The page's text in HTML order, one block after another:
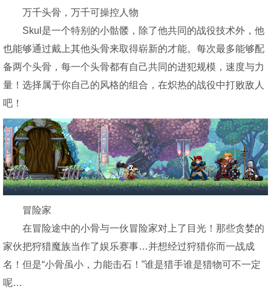
万千头骨，万千可操控人物
Skul是一个特别的小骷髅，除了他共同的战役技术外，他
也能够通过戴上其他头骨来取得崭新的才能。每次最多能够配
备两个头骨，每一个头骨都有自己共同的进犯规模，速度与力
量！选择属于你自己的风格的组合，在炽热的战役中打败敌人
吧！
冒险家
在冒险途中的小骨与一伙冒险家对上了目光！那些贪婪的
家伙把狩猎魔族当作了娱乐赛事…并想经过狩猎你而一战成
名！但是“小骨虽小，力能击石！”谁是猎手谁是猎物可不一定
呢…